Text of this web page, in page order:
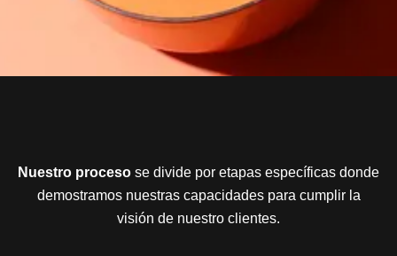
Nuestro proceso se divide por etapas específicas donde
demostramos nuestras capacidades para cumplir la
visión de nuestro clientes.